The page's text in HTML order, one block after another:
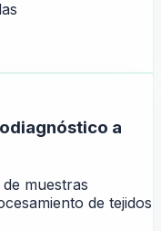
a
muestras
de tejidos